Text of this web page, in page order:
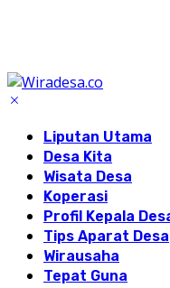
Liputan Utama
Desa Kita
Wisata Desa
Koperasi
Profil Kepala
Tips Aparat Desa
Wirausaha
Tepat Guna